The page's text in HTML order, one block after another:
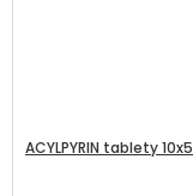
ACYLPYRIN tablety